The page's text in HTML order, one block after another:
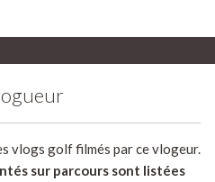
vlogs golf filmés par ce vlogeur.
sur parcours sont listées